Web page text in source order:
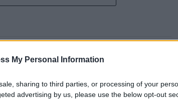
My Personal Information
sharing to third parties, or processing of your
advertising by us, please use the below opt-out
kitesurf